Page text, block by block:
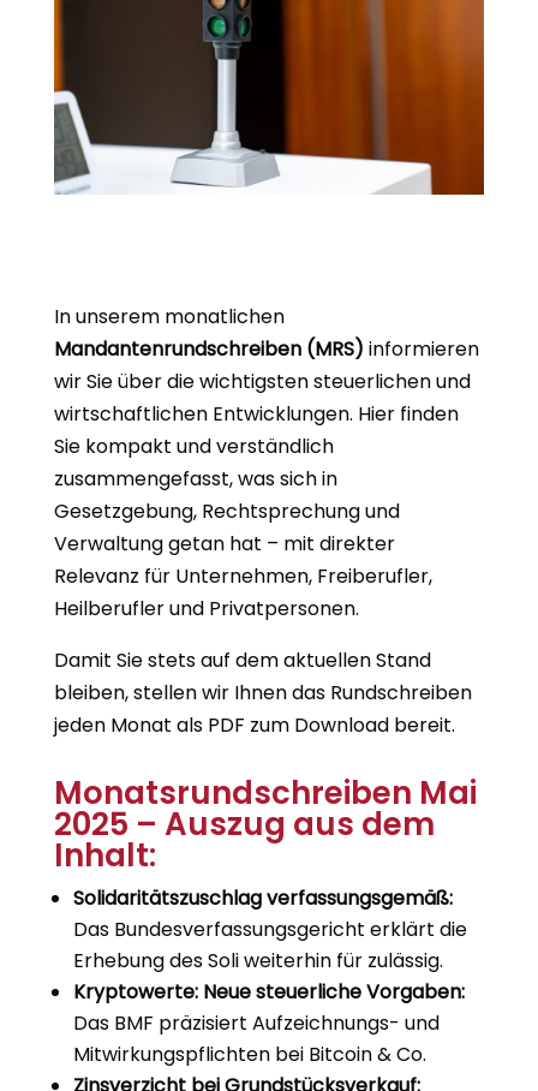
In unserem monatlichen
Mandantenrundschreiben (MRS) informieren
wir Sie über die wichtigsten steuerlichen und
wirtschaftlichen Entwicklungen. Hier finden
Sie kompakt und verständlich
zusammengefasst, was sich in
Gesetzgebung, Rechtsprechung und
Verwaltung getan hat – mit direkter
Relevanz für Unternehmen, Freiberufler,
Heilberufler und Privatpersonen.
Damit Sie stets auf dem aktuellen Stand
bleiben, stellen wir Ihnen das Rundschreiben
jeden Monat als PDF zum Download bereit.
Monatsrundschreiben Mai
2025 – Auszug aus dem
Inhalt:
Solidaritätszuschlag verfassungsgemäß:
Das Bundesverfassungsgericht erklärt die
Erhebung des Soli weiterhin für zulässig.
Kryptowerte: Neue steuerliche Vorgaben:
Das BMF präzisiert Aufzeichnungs- und
Mitwirkungspflichten bei Bitcoin & Co.